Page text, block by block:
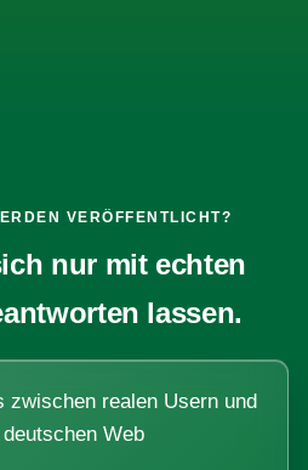
VERÖFFENTLICHT?
nur mit echten
lassen.
zwischen realen Usern und
Web